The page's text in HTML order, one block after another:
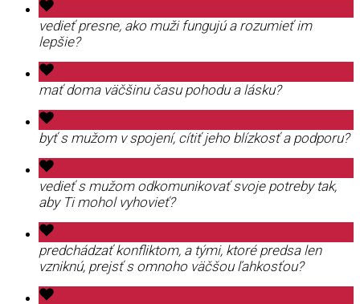
vedieť presne, ako muži fungujú a rozumieť im
lepšie?
mať doma väčšinu času pohodu a lásku?
byť s mužom v spojení, cítiť jeho blízkosť a podporu?
vedieť s mužom odkomunikovať svoje potreby tak,
aby Ti mohol vyhovieť?
predchádzať konfliktom, a tými, ktoré predsa len
vzniknú, prejsť s omnoho väčšou ľahkosťou?